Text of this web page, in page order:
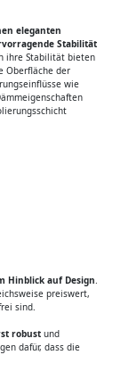
eleganten
Stabilität
ihre Stabilität bieten
Oberfläche der
wie
Hinblick auf Design.
preiswert,
sind.
robust und
dafür, dass die